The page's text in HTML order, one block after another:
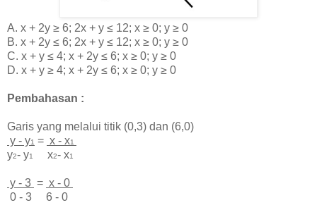
A. x + 2y ≥ 6; 2x + y ≤ 12; x ≥ 0; y ≥ 0
B. x + 2y ≤ 6; 2x + y ≤ 12; x ≥ 0; y ≥ 0
C. x + y ≤ 4; x + 2y ≤ 6; x ≥ 0; y ≥ 0
D. x + y ≥ 4; x + 2y ≤ 6; x ≥ 0; y ≥ 0
Pembahasan :
Garis yang melalui titik (0,3) dan (6,0)
y - y1 = x - x1
y2- y1 x2- x1
y - 3 = x - 0
0 - 3 6 - 0